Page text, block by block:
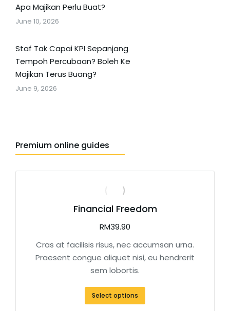
Apa Majikan Perlu Buat?
June 10, 2026
Staf Tak Capai KPI Sepanjang
Tempoh Percubaan? Boleh Ke
Majikan Terus Buang?
June 9, 2026
Premium online guides
Financial Freedom
RM39.90
Cras at facilisis risus, nec accumsan urna.
Praesent congue aliquet nisi, eu hendrerit
sem lobortis.
Select options